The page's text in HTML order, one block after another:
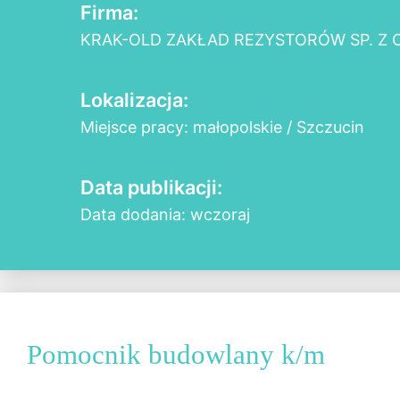
Firma:
KRAK-OLD ZAKŁAD REZYSTORÓW SP. Z
Lokalizacja:
Miejsce pracy: małopolskie / Szczucin
Data publikacji:
Data dodania: wczoraj
Pomocnik budowlany k/m